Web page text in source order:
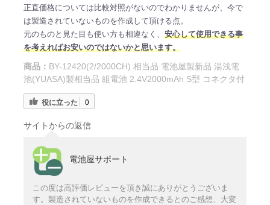
正直価格については比較対照がないのでわかりませんが、今で
は製造されていないものを作成して頂ける点。
元のものと見た目も使い方も相違なく、 安心して使用できる事
を考えればお安いのではないかと思います。
商品： BY-12420(2/2000CH) 相当品 電池屋製新品 湯浅電
池(YUASA)製相当品 組電池 2.4V2000mAh S型 コネクタ付
役に立った 0
サイトからの返信
電池屋サポート
この度は高評価レビューを頂き誠にありがとうございま
す。製造されていないものを作成できるとのご感想、大変